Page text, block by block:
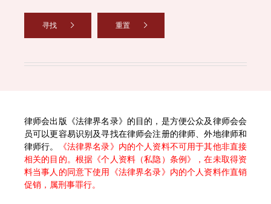
寻找 重置
律师会出版《法律界名录》的目的，是方便公众及律师会会
员可以更容易识别及寻找在律师会注册的律师、外地律师和
律师行。
《法律界名录》内的个人资料不可用于其他非直接
相关的目的。根据《个人资料（私隐）条例》，在未取得资
料当事人的同意下使用《法律界名录》内的个人资料作直销
促销，属刑事罪行。